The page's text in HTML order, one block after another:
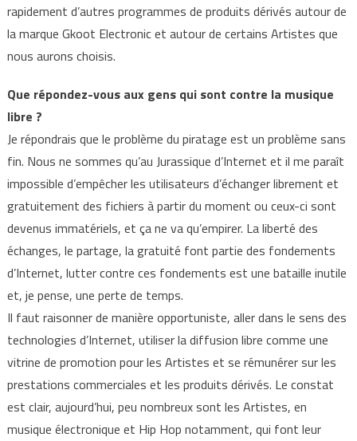
rapidement d’autres programmes de produits dérivés autour de
la marque Gkoot Electronic et autour de certains Artistes que
nous aurons choisis.
Que répondez-vous aux gens qui sont contre la musique
libre ?
Je répondrais que le problème du piratage est un problème sans
fin. Nous ne sommes qu’au Jurassique d’Internet et il me paraît
impossible d’empêcher les utilisateurs d’échanger librement et
gratuitement des fichiers à partir du moment ou ceux-ci sont
devenus immatériels, et ça ne va qu’empirer. La liberté des
échanges, le partage, la gratuité font partie des fondements
d’Internet, lutter contre ces fondements est une bataille inutile
et, je pense, une perte de temps.
Il faut raisonner de manière opportuniste, aller dans le sens des
technologies d’Internet, utiliser la diffusion libre comme une
vitrine de promotion pour les Artistes et se rémunérer sur les
prestations commerciales et les produits dérivés. Le constat
est clair, aujourd’hui, peu nombreux sont les Artistes, en
musique électronique et Hip Hop notamment, qui font leur